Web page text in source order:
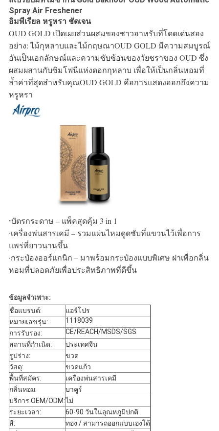
เว็บไซต์
PRIVACY
POLICY
Spray Air Freshener
อิมพีเรียล หรูหรา ชัดเจน
OUD GOLD เปิดเผยส่วนผสมของชาวอาหรับที่โดดเด่นสอง
อย่าง: ไม้กุหลาบและไม้กฤษณาOUD GOLD มีความสมบูรณ์
อันเป็นเอกลักษณ์และความซับซ้อนของวัยชราของ OUD ซึ่ง
ผสมผสานกับซิมโฟนีแห่งดอกกุหลาบ เพื่อให้เป็นกลิ่นหอมที่
ล้ำค่าที่สุดสำหรับคุณOUD GOLD คือการแสดงออกถึงความ
หรูหรา
·บัตรกระดาษ – แพ็คสุดคุ้ม 3 in 1
·เครื่องพ่นสารเคมี – รวมแผ่นไหมดูดซับที่แขวนไว้เพื่อการ
แพร่ที่ยาวนานขึ้น
·กระป๋องออร์แกนิก – มาพร้อมกระป๋องแบบพิเศษ ฝาเพื่อกลิ่น
หอมที่ปลอดภัยเพื่อประสิทธิภาพที่ดีขึ้น
ข้อมูลจำเพาะ:
ชื่อแบรนด์:
แอร์โปร
หมายเลขรุ่น:
1118039
การรับรอง:
CE/REACH/MSDS/SGS
สถานที่กำเนิด:
ประเทศจีน
รูปร่าง:
ขวด
วัสดุ:
ขวดแก้ว
พื้นที่สมัคร:
เครื่องพ่นสารเคมี
กลิ่นหอม:
บาคูร์
บริการ OEM/ODM:ไม่
ระยะเวลา:
60-90 วันในอุณหภูมิปกติ
สี:
ทอง / สามารถออกแบบเองได้